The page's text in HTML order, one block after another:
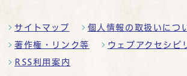
サイトマップ 個人情報の取扱いにつ
著作権・リンク等 ウェブアクセシビ
RSS利用案内